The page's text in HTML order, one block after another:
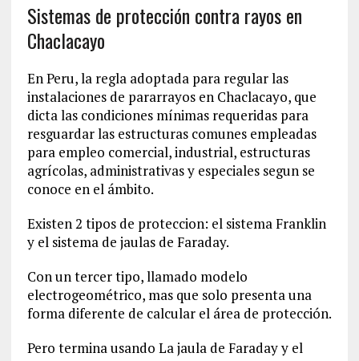
Sistemas de protección contra rayos en
Chaclacayo
En Peru, la regla adoptada para regular las
instalaciones de pararrayos en Chaclacayo, que
dicta las condiciones mínimas requeridas para
resguardar las estructuras comunes empleadas
para empleo comercial, industrial, estructuras
agrícolas, administrativas y especiales segun se
conoce en el ámbito.
Existen 2 tipos de proteccion: el sistema Franklin
y el sistema de jaulas de Faraday.
Con un tercer tipo, llamado modelo
electrogeométrico, mas que solo presenta una
forma diferente de calcular el área de protección.
Pero termina usando La jaula de Faraday y el